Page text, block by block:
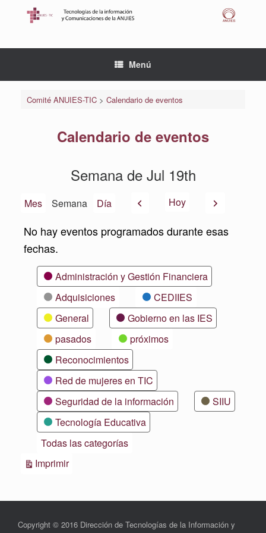
Menú
Comité ANUIES-TIC> Calendario de eventos
Calendario de eventos
Semana de Jul 19th
Mes Semana Día AnteriorHoy Siguiente
No hay eventos programados durante esas
fechas.
CategoríasAdministración y Gestión Financiera
Adquisiciones
CEDIIES
General
Gobierno en las IES
pasados
próximos
Reconocimientos
Red de mujeres en TIC
Seguridad de la información
SIIU
Tecnología Educativa
Todas las categorías
ImprimirVistas
Copyright © 2016 Dirección de Tecnologías de la Información y